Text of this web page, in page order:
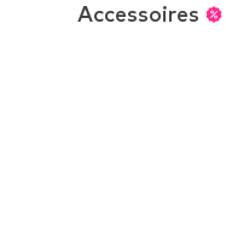
Accessoires